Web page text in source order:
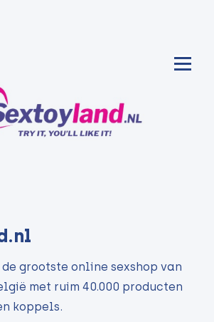
grootste online sexshop van
met ruim 40.000 producten
koppels.